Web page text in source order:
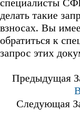
специалисты
делать такие
взносах. Вы
обратиться к
запрос этих
Предыдущая
Следующая